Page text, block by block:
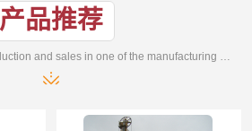
产品推荐
Development, design, production and sales in one of the manufacturing enterprises